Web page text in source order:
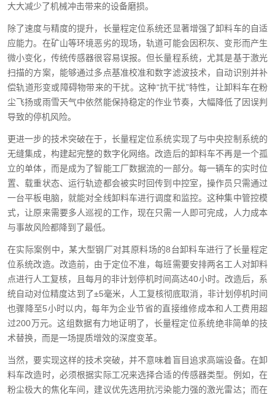
大大减少了机械冲击带来的设备磨损。
除了速度与精度的提升，长量程定位系统还显著增强了卸料车的自适
应能力。在矿山等环境恶劣的现场，轨道可能会因积灰、变形而产生
微小变化，传统传感器很容易误报。但长量程系统，尤其是基于激光
扫描的方案，能够通过多点基准校准和数字滤波技术，自动识别并补
偿轨道形变或障碍物带来的干扰。这种“抗干扰”特性，让卸料车在粉
尘飞扬或雨雪天气中依然能保持稳定的作业节奏，大幅降低了因误判
导致的停机风险。
更进一步的技术突破在于，长量程定位系统实现了与中央控制系统的
无缝集成，构建起完整的数字化网络。改造后的卸料车不再是一个孤
立的单体，而是成为了智能工厂数据流的一部分。每一辆车的实时位
置、载重状态、运行轨迹都会被实时回传到中控室，操作员只需通过
一台平板电脑，就能对全线卸料车进行调度和监控。这种集中管控模
式，让原来需要多人巡视的工作，现在只需一人即可完成，人力成本
与事故风险都降到了最低。
在实际案例中，某大型钢厂对其原料场的8台卸料车进行了长量程定
位系统改造。改造前，由于定位不准，每班需要安排两名工人对卸料
点进行人工复核，且每月的非计划停机时间高达40小时。改造后，系
统自动对位精度达到了±5毫米，人工复核彻底取消，非计划停机时间
也骤降至5小时以内，每年为企业节省的直接维修成本和人工费用超
过200万元。这组数据有力地证明了，长量程定位系统绝非简单的技
术替换，而是一场提质增效的深度变革。
当然，要实现这样的技术突破，并不意味着盲目追求高端设备。在卸
料车改造时，必须根据实际工况来选择合适的传感器类型。例如，在
粉尘极大的焦化车间，建议优先选用抗污染能力强的激光雷达；而在